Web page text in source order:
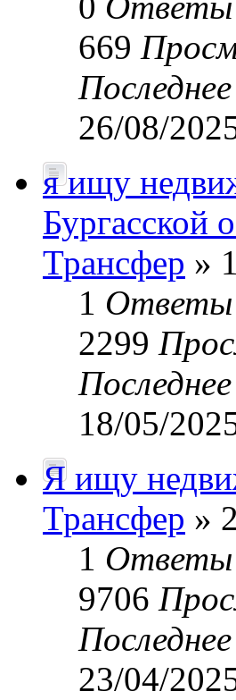
669
26/08/
я ищу
Бургасской
Трансфер »
1 Ответы
2299
18/05/
Я ищу
Трансфер »
1 Ответы
9706
23/04/